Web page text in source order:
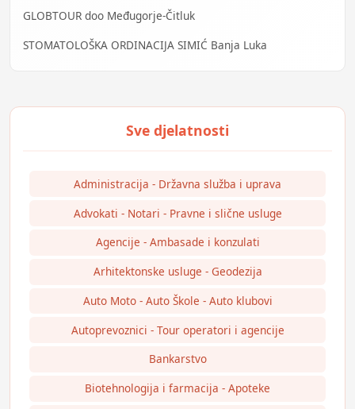
GLOBTOUR doo Međugorje-Čitluk
STOMATOLOŠKA ORDINACIJA SIMIĆ Banja Luka
Administracija - Državna služba i uprava
Advokati - Notari - Pravne i slične usluge
Agencije - Ambasade i konzulati
Arhitektonske usluge - Geodezija
Auto Moto - Auto Škole - Auto klubovi
Autoprevoznici - Tour operatori i agencije
Bankarstvo
Biotehnologija i farmacija - Apoteke